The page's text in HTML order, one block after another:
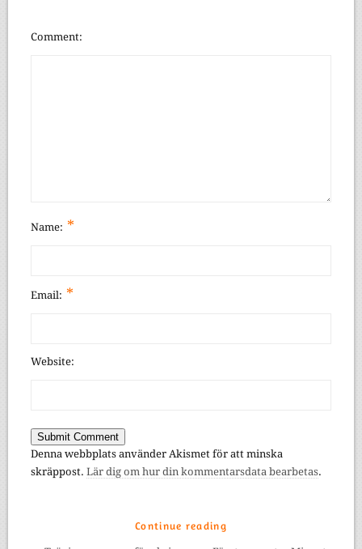
Comment
Name: *
Email: *
Website:
Denna webbplats använder Akismet för att minska
skräppost. Lär dig om hur din kommentarsdata bearbetas.
Continue reading